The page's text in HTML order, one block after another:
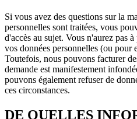
Si vous avez des questions sur la
personnelles sont traitées, vous
d'accès au sujet. Vous n'aurez pas
vos données personnelles (ou pour
Toutefois, nous pouvons facturer
demande est manifestement
pouvons également refuser de
ces circonstances.
DE QUELLES